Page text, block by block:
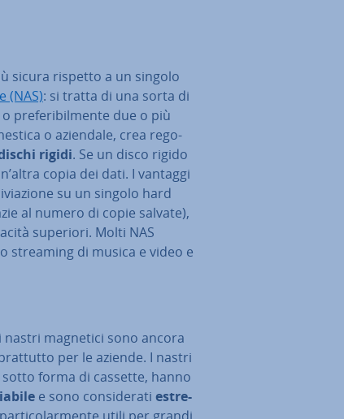
sicura rispetto a un singolo
(NAS): si tratta di una sorta di
pre­fe­ri­bil­men­te due o più
o aziendale, crea re­go­
rigidi. Se un disco rigido
copia dei dati. I vantaggi
su un singolo hard
al numero di copie salvate),
superiori. Molti NAS
streaming di musica e video e
magnetici sono ancora
per le aziende. I nastri
forma di cassette, hanno
e sono con­si­de­ra­ti estre­